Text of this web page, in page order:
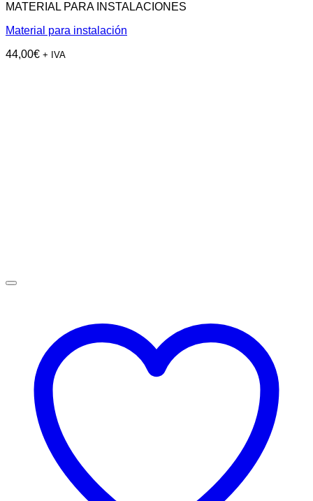
MATERIAL PARA INSTALACIONES
Material para instalación
44,00€ + IVA